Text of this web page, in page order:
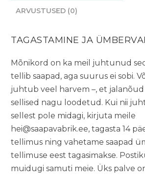
ARVUSTUSED (0)
TAGASTAMINE JA
Mõnikord on ka meil juhtunud
tellib saapad, aga suurus ei sobi.
juhtub veel harvem –, et
sellised nagu loodetud. Kui nii
sellest pole midagi, kirjuta meile
hei@saapavabrik.ee, tagasta 14
tellimus ning vahetame saapad
tellimuse eest tagasimakse.
muidugi samuti meie. Üks palve